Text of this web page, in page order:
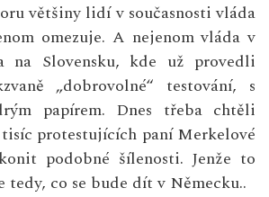
většiny lidí v současnosti vláda
omezuje. A nejenom vláda v
Slovensku, kde už provedli
„dobrovolné“ testování, s
papírem. Dnes třeba chtěli
protestujících paní Merkelové
podobné šílenosti. Jenže to
tedy, co se bude dít v Německu..